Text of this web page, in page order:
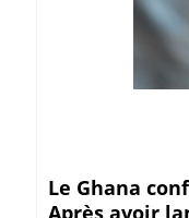
Le Ghana
Après avoir